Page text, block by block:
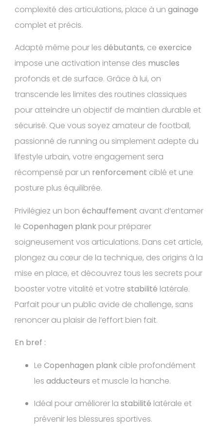
complexité des articulations, place à un gainage
complet et précis.
Adapté même pour les débutants, ce exercice
impose une activation intense des muscles
profonds et de surface. Grâce à lui, on
transcende les limites des routines classiques
pour atteindre un objectif de maintien durable et
sécurisé. Que vous soyez amateur de football,
passionné de running ou simplement adepte du
lifestyle urbain, votre engagement sera
récompensé par un renforcement ciblé et une
posture plus équilibrée.
Privilégiez un bon échauffement avant d’entamer
le Copenhagen plank pour préparer
soigneusement vos articulations. Dans cet article,
plongez au cœur de la technique, des origins à la
mise en place, et découvrez tous les secrets pour
booster votre vitalité et votre stabilité latérale.
Parfait pour un public avide de challenge, sans
renoncer au plaisir de l’effort bien fait.
En bref :
Le Copenhagen plank cible profondément
les adducteurs et muscle la hanche.
Idéal pour améliorer la stabilité latérale et
prévenir les blessures sportives.